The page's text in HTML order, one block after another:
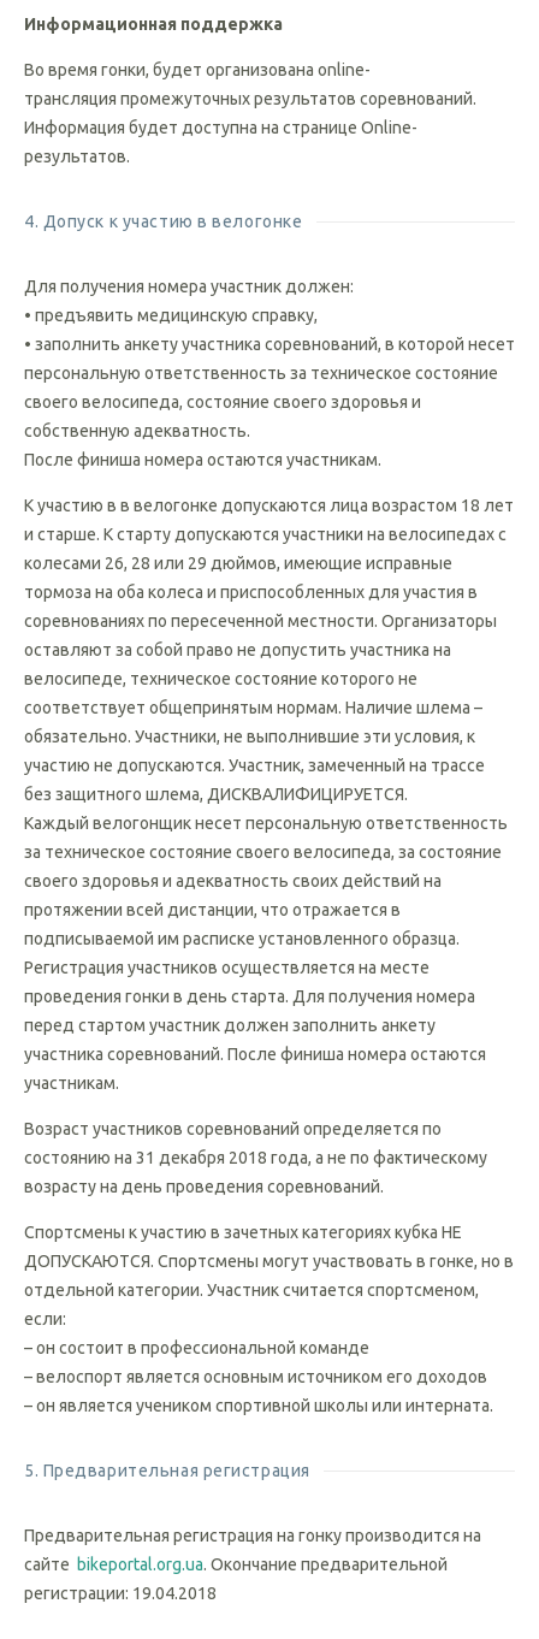
15:45– Награждение
Информационная поддержка
Во время гонки, будет организована online-
трансляция промежуточных результатов соревнований.
Информация будет доступна на странице Online-
Для получения номера участник должен:
• предъявить медицинскую справку,
• заполнить анкету участника соревнований, в которой несет
персональную ответственность за техническое состояние
своего велосипеда, состояние своего здоровья и
собственную адекватность.
После финиша номера остаются участникам.
К участию в в велогонке допускаются лица возрастом 18 лет
и старше. К старту допускаются участники на велосипедах с
колесами 26, 28 или 29 дюймов, имеющие исправные
тормоза на оба колеса и приспособленных для участия в
соревнованиях по пересеченной местности. Организаторы
оставляют за собой право не допустить участника на
велосипеде, техническое состояние которого не
соответствует общепринятым нормам. Наличие шлема –
обязательно. Участники, не выполнившие эти условия, к
участию не допускаются. Участник, замеченный на трассе
без защитного шлема, ДИСКВАЛИФИЦИРУЕТСЯ.
Каждый велогонщик несет персональную ответственность
за техническое состояние своего велосипеда, за состояние
своего здоровья и адекватность своих действий на
протяжении всей дистанции, что отражается в
подписываемой им расписке установленного образца.
Регистрация участников осуществляется на месте
проведения гонки в день старта. Для получения номера
перед стартом участник должен заполнить анкету
участника соревнований. После финиша номера остаются
участникам.
Возраст участников соревнований определяется по
состоянию на 31 декабря 2018 года, а не по фактическому
возрасту на день проведения соревнований.
Спортсмены к участию в зачетных категориях кубка НЕ
ДОПУСКАЮТСЯ. Спортсмены могут участвовать в гонке, но в
– он состоит в профессиональной команде
– велоспорт является основным источником его доходов
Предварительная регистрация на гонку производится на
сайте bikeportal.org.ua